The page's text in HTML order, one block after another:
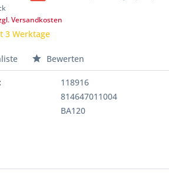
Versandkosten
3 Werktage
Bewerten
118916
814647011004
BA120